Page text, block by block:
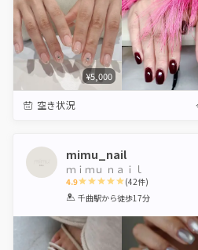
¥5,000
空き状況
mimu_nail
ｍｉｍｕ ｎａｉｌ
4.9
1 2 3 4 5
(42件)
千曲駅から徒歩17分